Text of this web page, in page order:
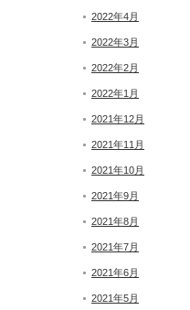
2022年4月
2022年3月
2022年2月
2022年1月
2021年12月
2021年11月
2021年10月
2021年9月
2021年8月
2021年7月
2021年6月
2021年5月